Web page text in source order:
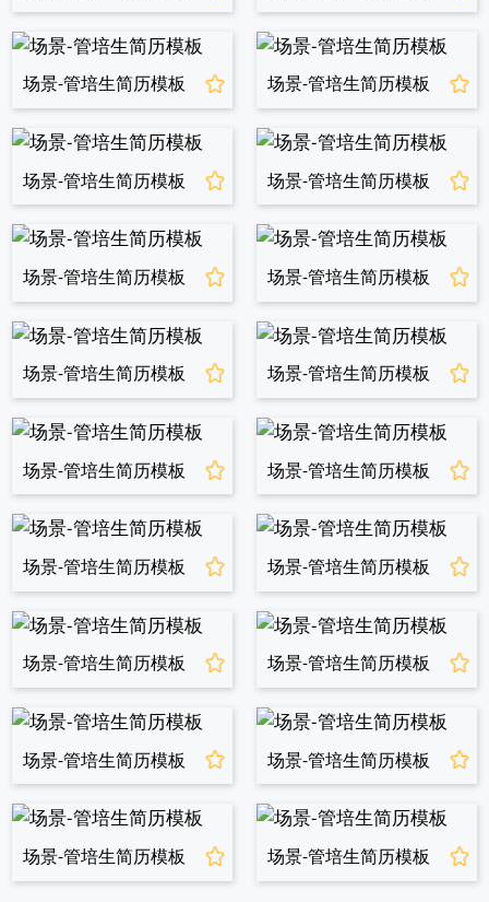
场景-管培生简历模板 场景-管培生简历模板
场景-管培生简历模板 场景-管培生简历模板
场景-管培生简历模板 场景-管培生简历模板
场景-管培生简历模板 场景-管培生简历模板
场景-管培生简历模板 场景-管培生简历模板
场景-管培生简历模板 场景-管培生简历模板
场景-管培生简历模板 场景-管培生简历模板
场景-管培生简历模板 场景-管培生简历模板
场景-管培生简历模板 场景-管培生简历模板